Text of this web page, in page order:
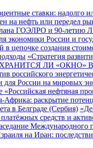
ставки: надолго
на нефть или передел
ГОЭЛРО и 90-летию
экономики России и
в цепочке создания
«Стратегия
ЛИ
российского
России на мировых
«Российская нефтяная
Африка: раскрытие
в Белграде (Сербия)
средств и
Международного
на Иран: